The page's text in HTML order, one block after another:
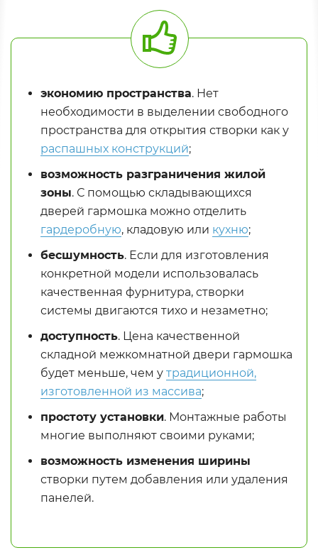
экономию пространства. Нет
необходимости в выделении свободного
пространства для открытия створки как у
распашных конструкций;
возможность разграничения жилой
зоны. С помощью складывающихся
дверей гармошка можно отделить
гардеробную, кладовую или кухню;
бесшумность. Если для изготовления
конкретной модели использовалась
качественная фурнитура, створки
системы двигаются тихо и незаметно;
доступность. Цена качественной
складной межкомнатной двери гармошка
будет меньше, чем у традиционной,
изготовленной из массива;
простоту установки. Монтажные работы
многие выполняют своими руками;
возможность изменения ширины
створки путем добавления или удаления
панелей.